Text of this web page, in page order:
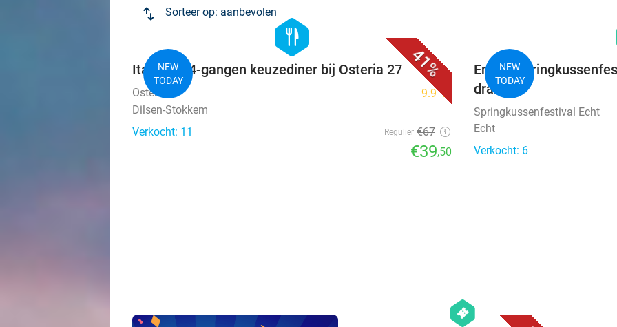
Sorteer op: aanbevolen
41%
NEW
TODAY
hexagon
food
Italiaans 4-gangen keuzediner bij Osteria 27
Osteria 27 9.9star
Dilsen-Stokkem
Verkocht: 11
Regulier €67
€39,50
NEW
TODAY
Entree
drankje
Springkussenfestival Echt
Echt
Verkocht: 6
hexagon
events